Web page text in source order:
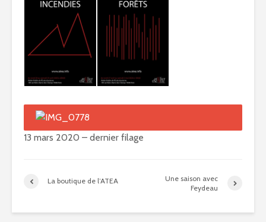
13 mars 2020 – dernier filage
La boutique de l’ATEA
Une saison avec
Feydeau